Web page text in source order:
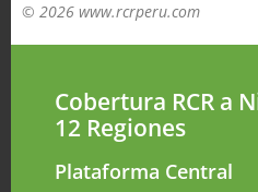
© 2026 www.rcrperu.com
Cobertura RCR a
12 Regiones
Plataforma Central